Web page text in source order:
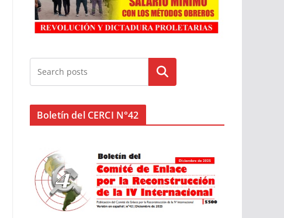
Buscar
Boletín del CERCI N°42